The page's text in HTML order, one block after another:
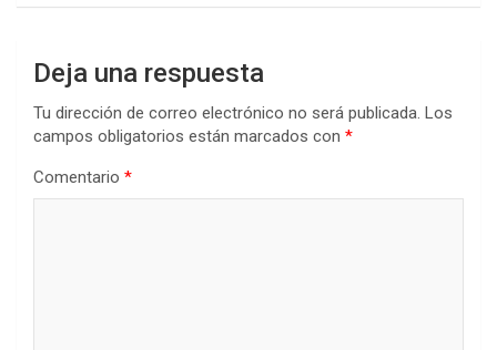
Deja una respuesta
Tu dirección de correo electrónico no será publicada. Los
campos obligatorios están marcados con *
Comentario *